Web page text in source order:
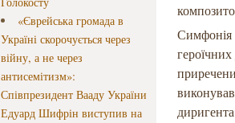
«Єврейська громада в
Україні скорочується через
війну, а не через
антисемітизм»:
Співпрезидент Вааду України
Едуард Шифрін виступив на
Симфонія